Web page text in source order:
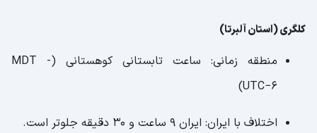
کلگری (استان آلبرتا)
منطقه زمانی: ساعت تابستانی کوهستانی (MDT -
UTC−6)
اختلاف با ایران: ایران ۹ ساعت و ۳۰ دقیقه جلوتر است.